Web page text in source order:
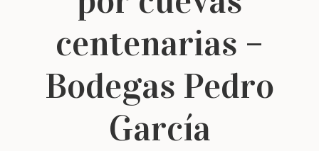
centenarias –
Bodegas Pedro
García